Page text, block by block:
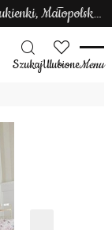
Nowy Targ sukienki, Małopolska sukienki
SzukajUlubioneMenu